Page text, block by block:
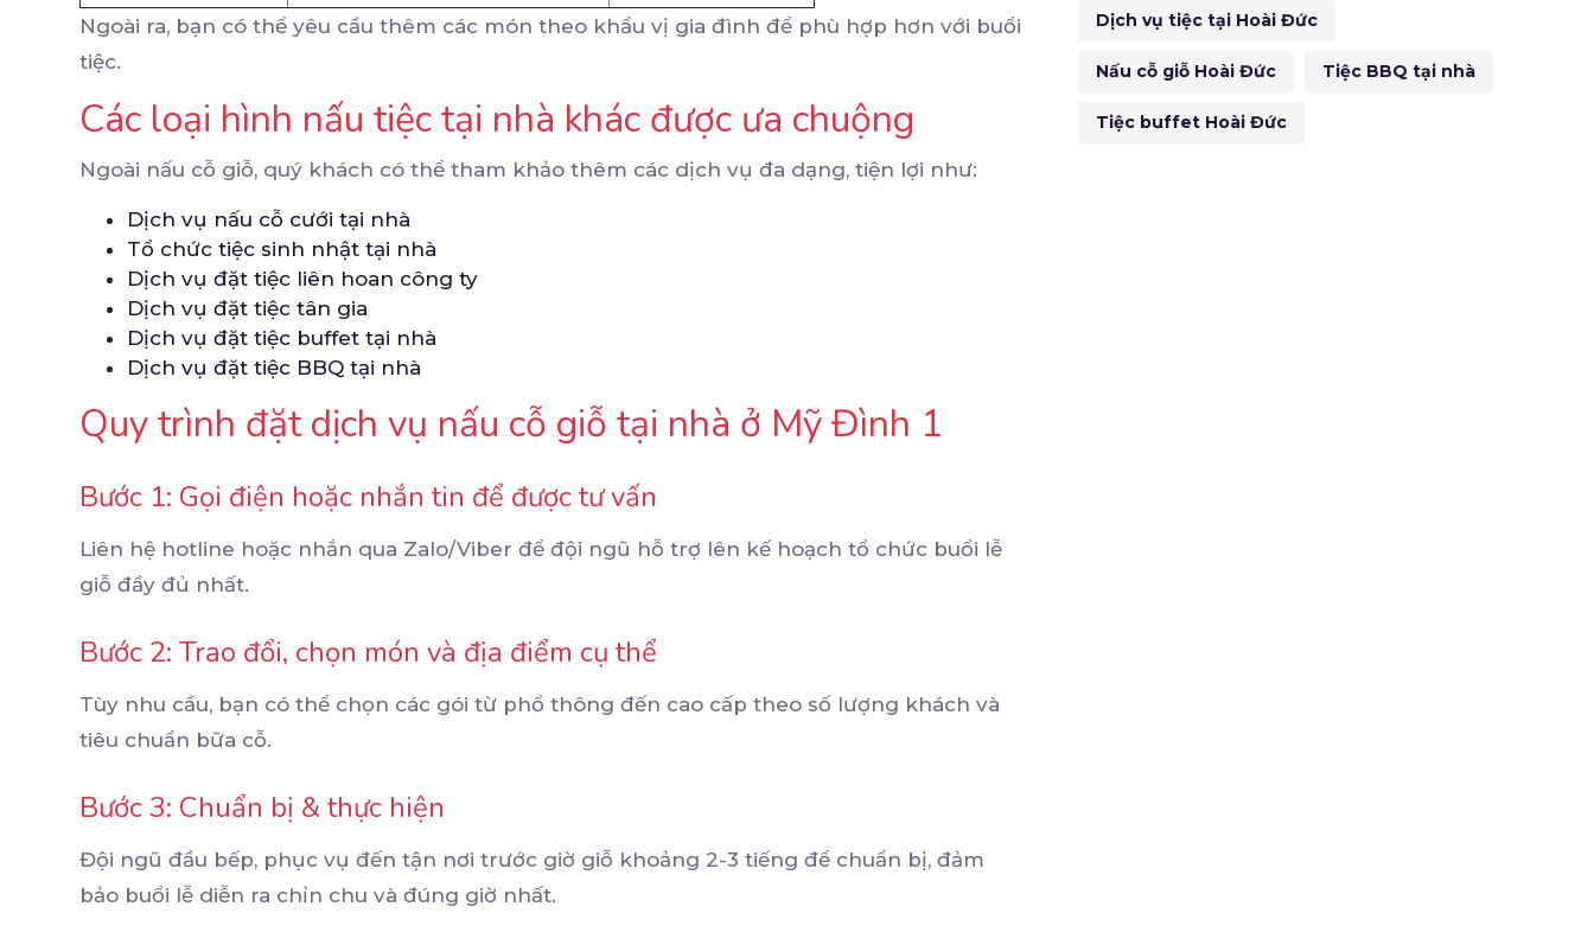
Ngoài ra, bạn có thể yêu cầu thêm các món theo khẩu vị gia đình để phù hợp hơn với buổi
tiệc.
Các loại hình nấu tiệc tại nhà khác được ưa chuộng
Ngoài nấu cỗ giỗ, quý khách có thể tham khảo thêm các dịch vụ đa dạng, tiện lợi như:
Dịch vụ nấu cỗ cưới tại nhà
Tổ chức tiệc sinh nhật tại nhà
Dịch vụ đặt tiệc liên hoan công ty
Dịch vụ đặt tiệc tân gia
Dịch vụ đặt tiệc buffet tại nhà
Dịch vụ đặt tiệc BBQ tại nhà
Quy trình đặt dịch vụ nấu cỗ giỗ tại nhà ở Mỹ Đình 1
Bước 1: Gọi điện hoặc nhắn tin để được tư vấn
Liên hệ hotline hoặc nhắn qua Zalo/Viber để đội ngũ hỗ trợ lên kế hoạch tổ chức buổi lễ
giỗ đầy đủ nhất.
Bước 2: Trao đổi, chọn món và địa điểm cụ thể
Tùy nhu cầu, bạn có thể chọn các gói từ phổ thông đến cao cấp theo số lượng khách và
tiêu chuẩn bữa cỗ.
Bước 3: Chuẩn bị & thực hiện
Đội ngũ đầu bếp, phục vụ đến tận nơi trước giờ giỗ khoảng 2-3 tiếng để chuẩn bị, đảm
bảo buổi lễ diễn ra chỉn chu và đúng giờ nhất.
Dịch vụ tiệc tại Hoài Đức
Nấu cỗ giỗ Hoài Đức Tiệc BBQ tại nhà
Tiệc buffet Hoài Đức